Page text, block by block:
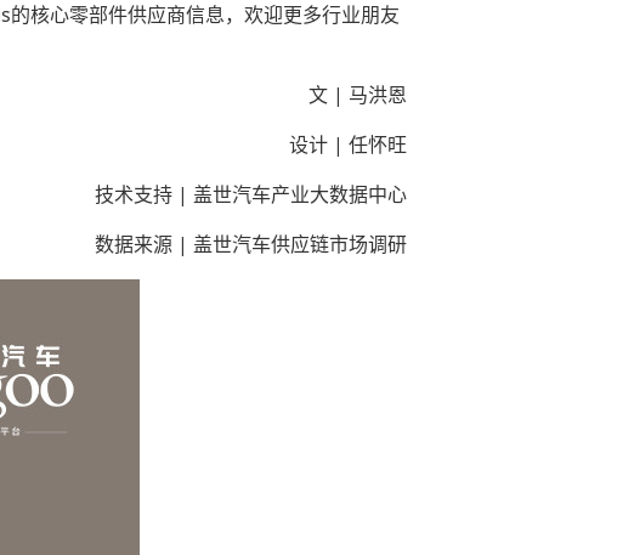
核心零部件供应商信息，欢迎更多行业朋友
文 | 马洪恩
设计 | 任怀旺
技术支持 | 盖世汽车产业大数据中心
数据来源 | 盖世汽车供应链市场调研